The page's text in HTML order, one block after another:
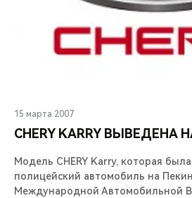
15 марта 2007
CHERY KARRY ВЫВЕДЕНА
Модель CHERY Karry, которая
полицейский автомобиль на
Международной Автомобильной